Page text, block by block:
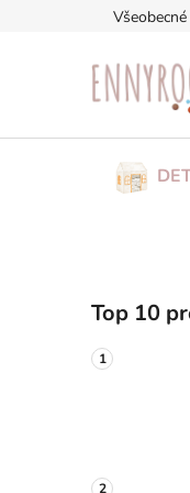
o
č
n
Top 10